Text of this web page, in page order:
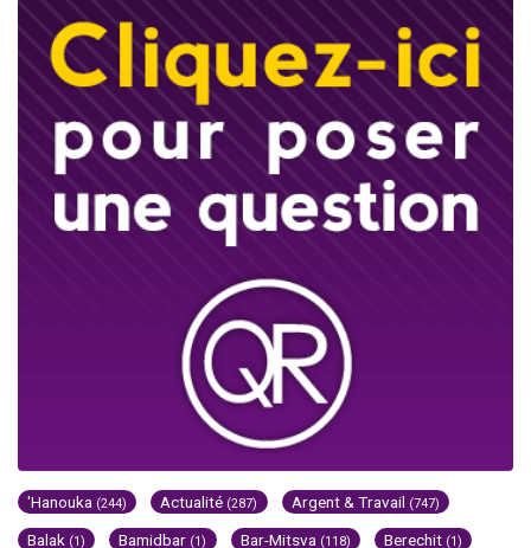
'Hanouka (244) Actualité (287) Argent & Travail (747)
Balak (1) Bamidbar (1) Bar-Mitsva (118) Berechit (1)